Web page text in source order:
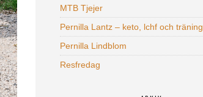
MTB Tjejer
Pernilla Lantz – keto, lchf och träning
Pernilla Lindblom
Resfredag